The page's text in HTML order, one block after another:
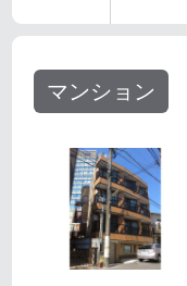
マンション